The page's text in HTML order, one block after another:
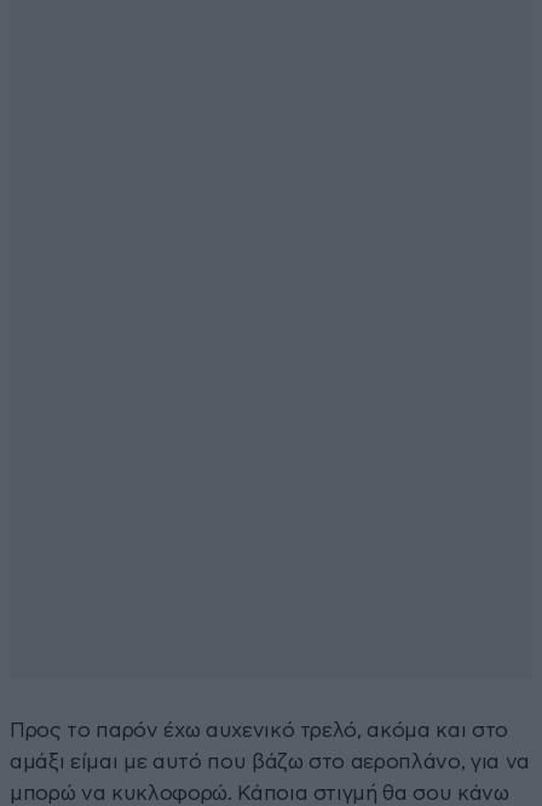
Προς το παρόν έχω αυχενικό τρελό, ακόμα και στο
αμάξι είμαι με αυτό που βάζω στο αεροπλάνο, για να
μπορώ να κυκλοφορώ. Κάποια στιγμή θα σου κάνω